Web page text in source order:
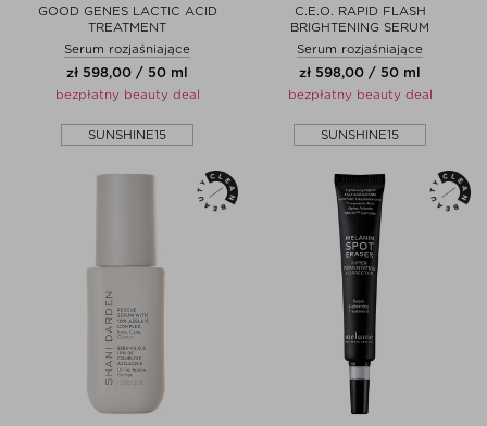
GOOD GENES LACTIC ACID
TREATMENT
Serum rozjaśniające
zł 598,00 / 50 ml
bezpłatny beauty deal
SUNSHINE15
C.E.O. RAPID FLASH
BRIGHTENING SERUM
Serum rozjaśniające
zł 598,00 / 50 ml
bezpłatny beauty deal
SUNSHINE15